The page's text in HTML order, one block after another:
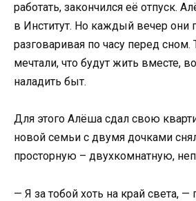
работать, закончился её отпуск.
в Институт. Но каждый вечер они
разговаривая по часу перед
мечтали, что будут жить вместе,
наладить быт.
Для этого Алёша сдал свою
новой семьи с двумя дочками
просторную – двухкомнатную,
— Я за тобой хоть на край света, —